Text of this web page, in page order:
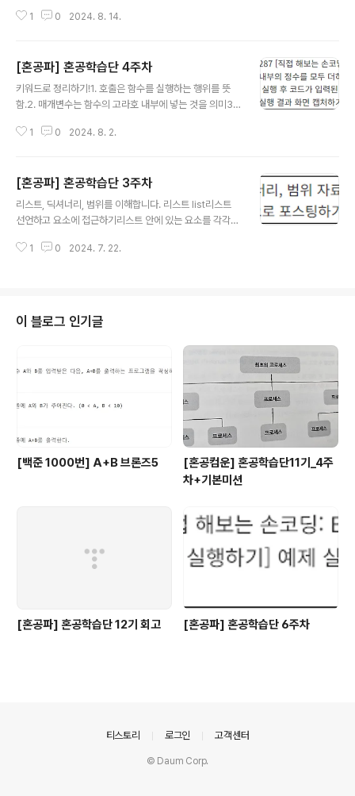
류로서 try except 구문 등으로 처리 가능하다. 이 둘의
인트1. 구문 오류는 프로그램의 문법적인 오류로 프로그램
이 실행조차 되지 않게 만드는 오류.2. 예외(런타임 에러)
는 프로그램 실행 중에 발생하는 오류. try except 구문
되므로 처리가 불가능하다.3. 기본 예외 처리는 조건문 등
1 0 2024. 8. 14.
[혼공파] 혼공학습단 4주차
키워드로 정리하기!1. 호출은 함수를 실행하는 행위를 뜻
함.2. 매개변수는 함수의 고라호 내부에 넣는 것을 의미3.
함수는 매개변수를 원하는 만큼 받을 수 있는 함수.5. 기본
의미.7. 메모화는 한 번 계샇나 값을 저장해 놓은 후, 이후에
다시 계산하지 않고 저장된 값을 활용하는 테크닉8. 조기
리턴은 함수의 흐름 중간에 return 키워드를 사용해서 코
은 리스트와 비슷하지만, 요소를 수정할 수 없는 파이썬의
1 0 2024. 8. 2.
[혼공파] 혼공학습단 3주차
리스트, 딕셔너리, 범위를 이해합니다. 리스트 list리스트
선언하고 요소에 접근하기리스트 안에 있는 요소를 각각
자료의 위치를 나타내는 숫자를 입력합니다.대괄호 안에
근 연산자를 이중으로 사용 가능하다.리스트 안에 리스트
를 사용할 수 도 있다. 리스트 연산하기 : 연결(+), 반복(*),
len()리스트에 요소 추가하기 : append(), insert()리스
1 0 2024. 7. 22.
이 블로그 인기글
[백준 1000번] A+B 브론즈5
[혼공컴운] 혼공학습단11기_4주
차+기본미션
[혼공파] 혼공학습단 12기 회고 [혼공파] 혼공학습단 6주차
티스토리 로그인 고객센터
© Daum Corp.